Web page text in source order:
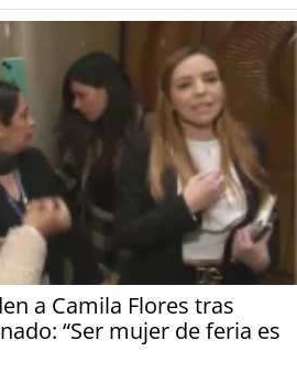
a Camila Flores tras
“Ser mujer de feria es